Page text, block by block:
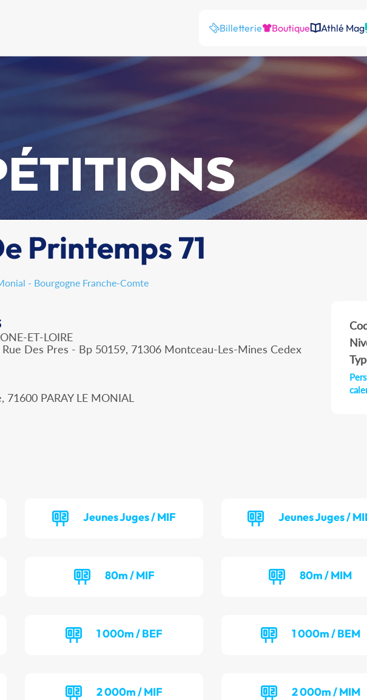
Billetterie Boutique Athlé Mag
Printemps 71
- Bourgogne Franche-Comte
ET-LOIRE
Des Pres - Bp 50159, 71306 Montceau-Les-Mines Cedex
71600 PARAY LE MONIAL
Jeunes Juges / MIF Jeunes Juges /
80m / MIF 80m / MIM
1 000m / BEF 1 000m / BEM
2 000m / MIF 2 000m / MIM